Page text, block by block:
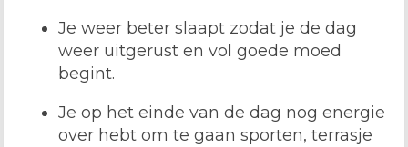
Je weer beter slaapt zodat je de dag
weer uitgerust en vol goede moed
begint.
Je op het einde van de dag nog energie
over hebt om te gaan sporten, terrasje